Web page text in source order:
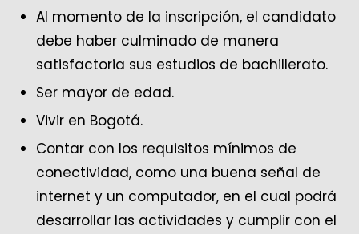
Al momento de la inscripción, el candidato
debe haber culminado de manera
satisfactoria sus estudios de bachillerato.
Ser mayor de edad.
Vivir en Bogotá.
Contar con los requisitos mínimos de
conectividad, como una buena señal de
internet y un computador, en el cual podrá
desarrollar las actividades y cumplir con el